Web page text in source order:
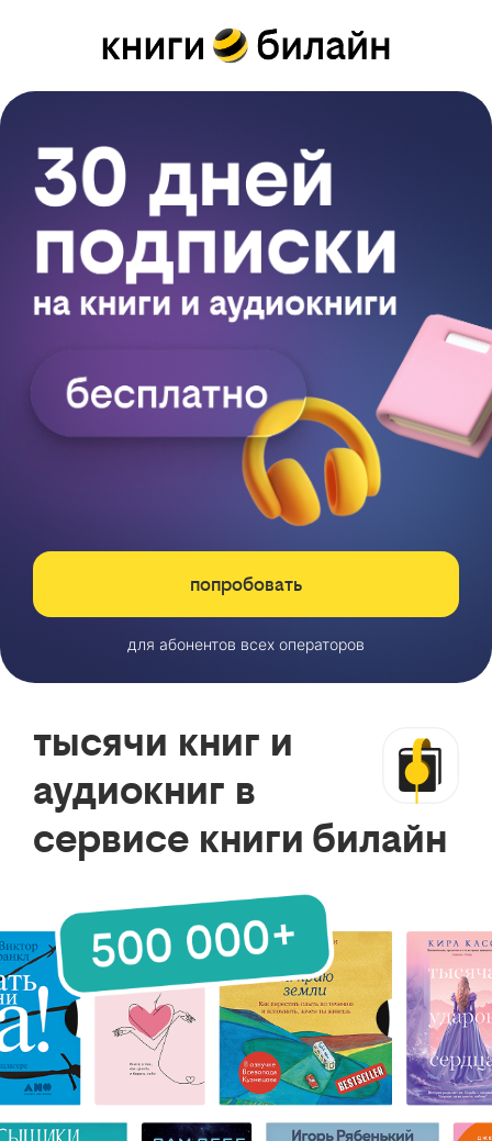
попробовать
для абонентов всех операторов
тысячи книг и
аудиокниг в
сервисе книги билайн